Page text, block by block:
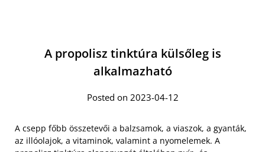
A propolisz tinktúra külsőleg is
alkalmazható
Posted on 2023-04-12
A csepp főbb összetevői a balzsamok, a viaszok, a gyanták,
az illóolajok, a vitaminok, valamint a nyomelemek. A